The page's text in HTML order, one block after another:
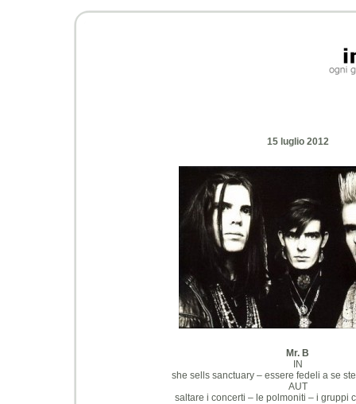
15 luglio 2012
Mr. B
IN
she sells sanctuary – essere fedeli a se
AUT
saltare i concerti – le polmoniti – i gruppi